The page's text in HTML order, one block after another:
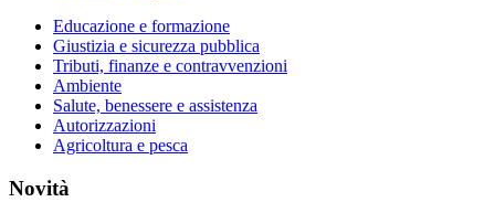
Educazione e formazione
Giustizia e sicurezza pubblica
Tributi, finanze e contravvenzioni
Ambiente
Salute, benessere e assistenza
Autorizzazioni
Agricoltura e pesca
Novità